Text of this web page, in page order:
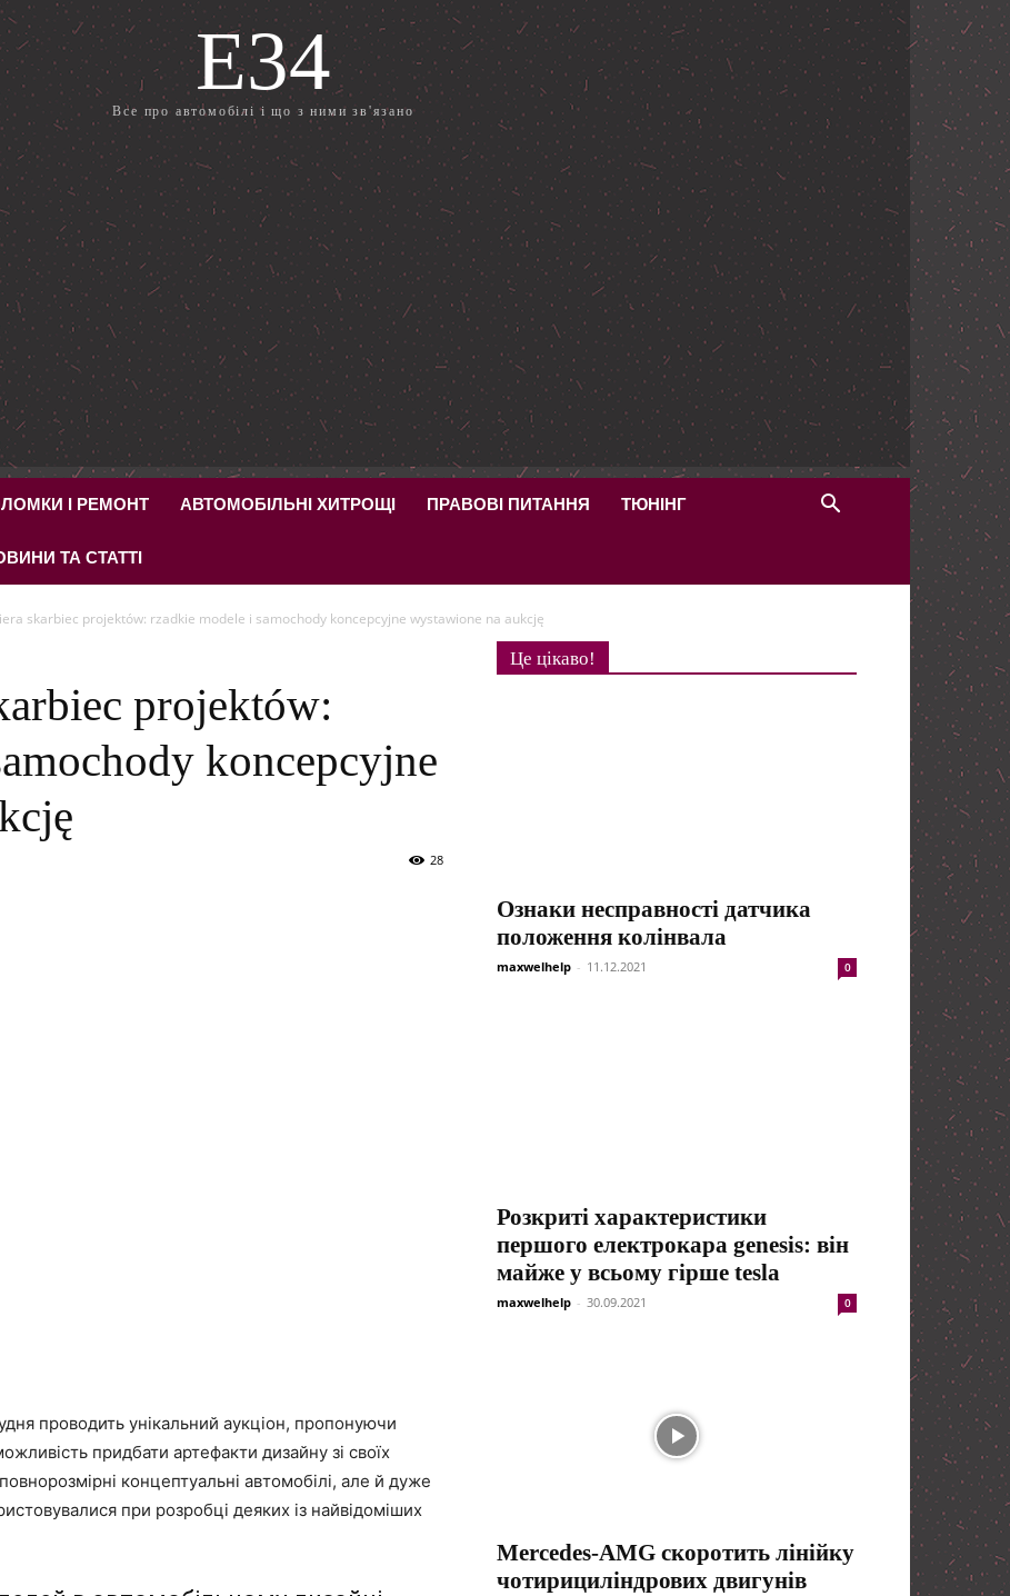
E34
Все про автомобілі і що з ними зв'язано
І РЕМОНТ АВТОМОБІЛЬНІ ХИТРОЩІ ПРАВОВІ ПИТАННЯ ТЮНІНГ
ТА СТАТТІ
skarbiec projektów: rzadkie modele i samochody koncepcyjne wystawione na aukcję
projektów:
koncepcyjne
28
проводить унікальний аукціон, пропонуючи
придбати артефакти дизайну зі своїх
концептуальні автомобілі, але й дуже
при розробці деяких із найвідоміших
Це цікаво!
Ознаки несправності датчика
положення колінвала
maxwelhelp - 11.12.2021 0
Розкриті характеристики
першого електрокара genesis: він
майже у всьому гірше tesla
maxwelhelp - 30.09.2021 0
Mercedes-AMG скоротить лінійку
чотирициліндрових двигунів